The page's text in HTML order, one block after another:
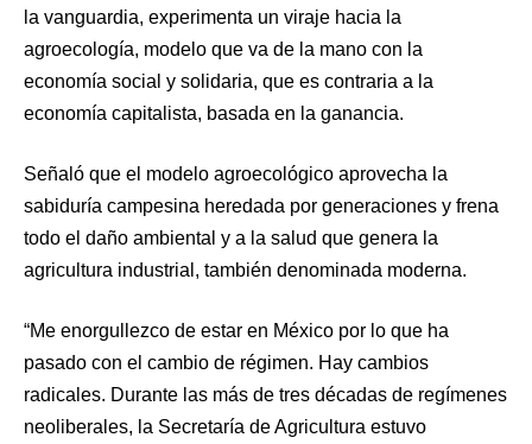
la vanguardia, experimenta un viraje hacia la
agroecología, modelo que va de la mano con la
economía social y solidaria, que es contraria a la
economía capitalista, basada en la ganancia.
Señaló que el modelo agroecológico aprovecha la
sabiduría campesina heredada por generaciones y frena
todo el daño ambiental y a la salud que genera la
agricultura industrial, también denominada moderna.
“Me enorgullezco de estar en México por lo que ha
pasado con el cambio de régimen. Hay cambios
radicales. Durante las más de tres décadas de regímenes
neoliberales, la Secretaría de Agricultura estuvo